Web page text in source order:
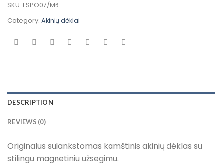
SKU: ESPO07/M6
Category: Akinių dėklai
DESCRIPTION
REVIEWS (0)
Originalus sulankstomas kamštinis akinių dėklas su
stilingu magnetiniu užsegimu.